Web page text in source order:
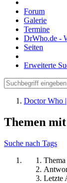
Forum
Galerie
Termine
DrWho.de -
Seiten
Erweiterte
Doctor Who
Themen mit
Suche nach Tags
Thema
Letzte